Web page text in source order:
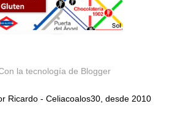
la tecnología de Blogger
Ricardo - Celiacoalos30, desde 2010